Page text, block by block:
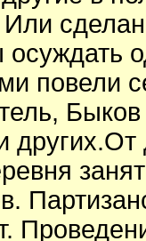
повели